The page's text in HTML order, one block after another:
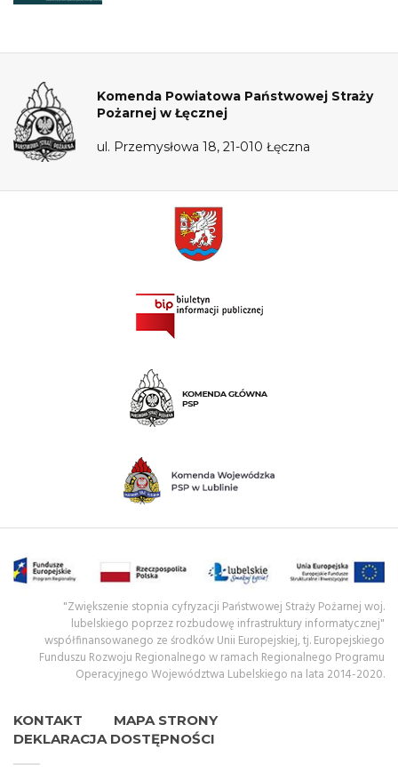
Komenda Powiatowa Państwowej Straży
Pożarnej w Łęcznej
ul. Przemysłowa 18, 21-010 Łęczna
KONTAKT
MAPA STRONY
DEKLARACJA DOSTĘPNOŚCI
"Zwiększenie stopnia cyfryzacji Państwowej Straży Pożarnej woj.
lubelskiego poprzez rozbudowę infrastruktury informatycznej"
współfinansowanego ze środków Unii Europejskiej, tj. Europejskiego
Funduszu Rozwoju Regionalnego w ramach Regionalnego Programu
Operacyjnego Województwa Lubelskiego na lata 2014-2020.